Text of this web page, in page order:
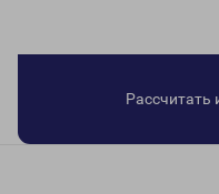
Рассчитать